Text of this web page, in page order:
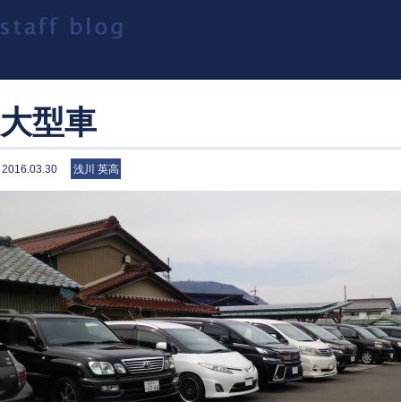
大型車
2016.03.30 浅川 英高